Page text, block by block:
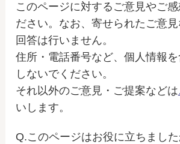
このページに対するご意見やご感
ださい。なお、寄せられたご意
回答は行いません。
住所・電話番号など、個人情報
しないでください。
それ以外のご意見・ご提案などは
いします。
Q.このページはお役に立ちました